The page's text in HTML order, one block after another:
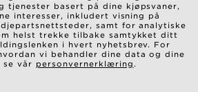
tjenester basert på dine kjøpsvaner,
interesser, inkludert visning på
samt for analytiske
helst trekke tilbake samtykket ditt
i hvert nyhetsbrev. For
vi behandler dine data og dine
vår personvernerklæring .